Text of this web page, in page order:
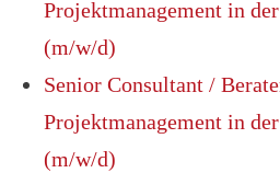
Projektmanagement in
(m/w/d)
Senior Consultant /
Projektmanagement in
(m/w/d)